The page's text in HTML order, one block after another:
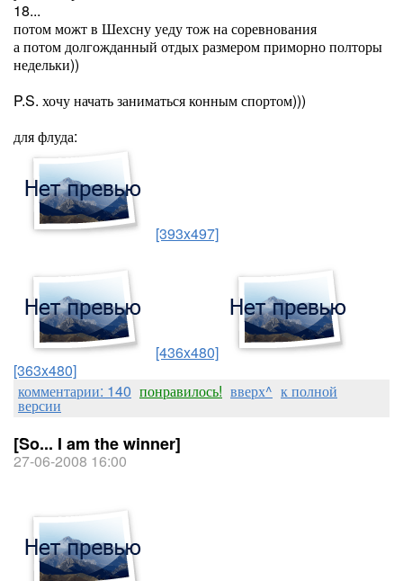
18...
потом можт в Шехсну уеду тож на соревнования
а потом долгожданный отдых размером приморно полторы
недельки))
P.S. хочу начать заниматься конным спортом)))
для флуда:
[393x497]
[436x480]
[363x480]
комментарии: 140 понравилось! вверх^ к полной
версии
[So... I am the winner]
27-06-2008 16:00